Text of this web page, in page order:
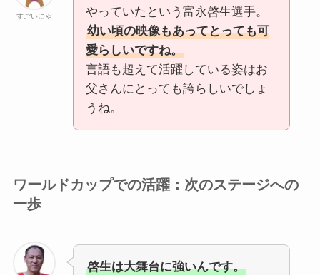
すごいにゃ
やっていたという富永啓生選手。
幼い頃の映像もあってとっても可
愛らしいですね。
言語も超えて活躍している姿はお
父さんにとっても誇らしいでしょ
うね。
ワールドカップでの活躍：次のステージへの
一歩
啓生は大舞台に強いんです。